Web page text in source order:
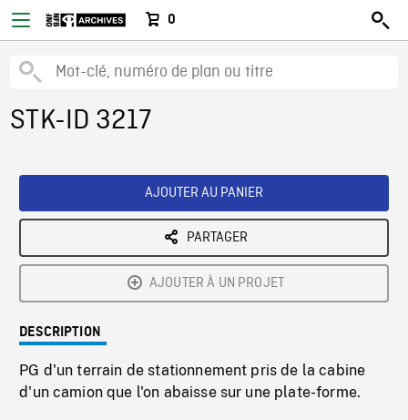
0
STK-ID 3217
AJOUTER AU PANIER
PARTAGER
AJOUTER À UN PROJET
DESCRIPTION
PG d'un terrain de stationnement pris de la cabine
d'un camion que l'on abaisse sur une plate-forme.